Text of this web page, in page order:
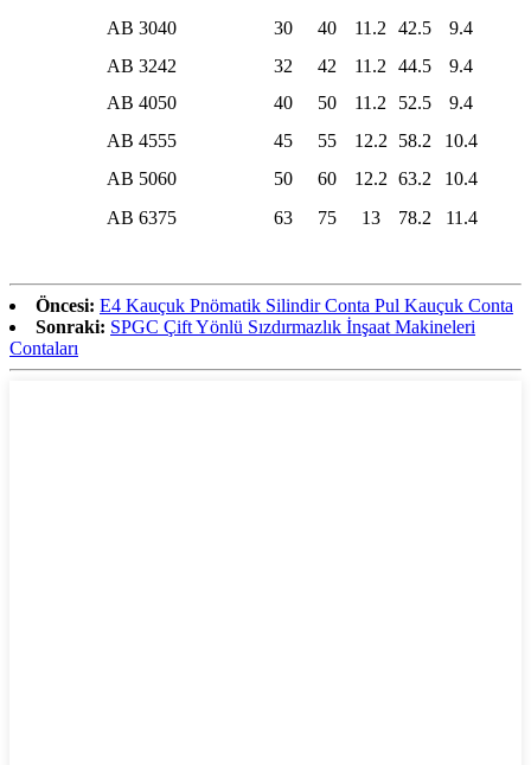
AB 3040
30 40 11.2 42.5
9.4
AB 3242
32 42 11.2 44.5
9.4
AB 4050
40 50 11.2 52.5
9.4
AB 4555
45 55 12.2 58.2
10.4
AB 5060
50 60 12.2 63.2
10.4
AB 6375
63 75 13 78.2 11.4
Öncesi: E4 Kauçuk Pnömatik Silindir Conta Pul Kauçuk Conta
Sonraki: SPGC Çift Yönlü Sızdırmazlık İnşaat Makineleri
Contaları